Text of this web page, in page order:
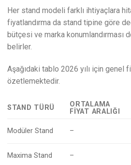
Her stand modeli farklı ihtiyaçlara
fiyatlandırma da stand tipine göre
bütçesi ve marka konumlandırması
belirler.
Aşağıdaki tablo 2026 yılı için genel
özetlemektedir.
STAND TÜRÜ
ORTALAMA
FIYAT ARALIĞI
Modüler Stand –
Maxima Stand –